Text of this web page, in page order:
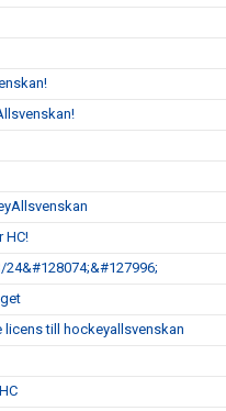
HC!
24&#128074;&#127996;
licens till hockeyallsvenskan